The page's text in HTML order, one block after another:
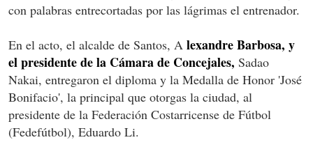
con palabras entrecortadas por las lágrimas el entrenador.
En el acto, el alcalde de Santos, A lexandre Barbosa, y
el presidente de la Cámara de Concejales, Sadao
Nakai, entregaron el diploma y la Medalla de Honor 'José
Bonifacio', la principal que otorgas la ciudad, al
presidente de la Federación Costarricense de Fútbol
(Fedefútbol), Eduardo Li.